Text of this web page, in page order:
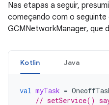
Nas etapas a seguir,
começando com o seguinte
GCMNetworkManager, que
Kotlin Java
val myTask =
// setService()